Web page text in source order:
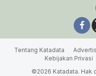
Tentang Katadata
Kebijakan Privasi
©2026 Katadata. Hak